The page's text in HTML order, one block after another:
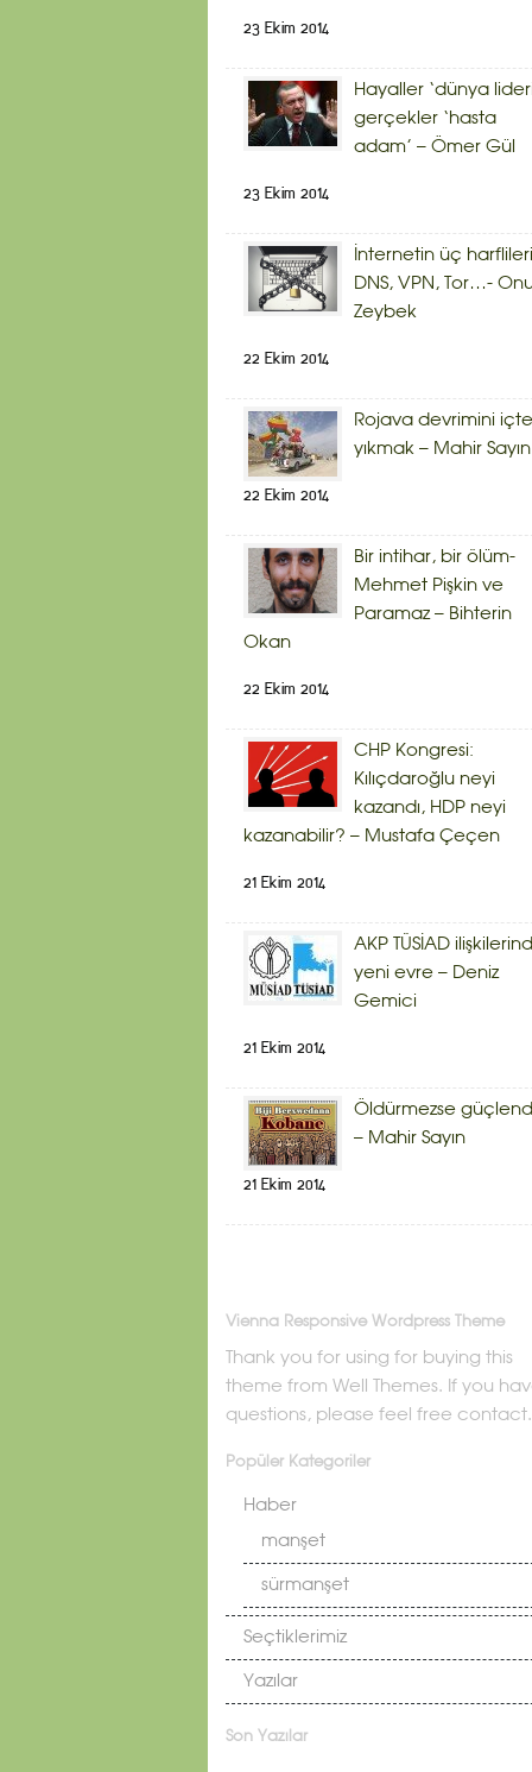
23 Ekim 2014
Hayaller ‘dünya
gerçekler ‘hasta
adam’ – Ömer Gül
23 Ekim 2014
İnternetin üç
DNS, VPN, Tor…-
Zeybek
22 Ekim 2014
Rojava devrimini
yıkmak – Mahir Sayın
22 Ekim 2014
Bir intihar, bir ölüm-
Mehmet Pişkin ve
Paramaz – Bihterin
Okan
22 Ekim 2014
CHP Kongresi:
Kılıçdaroğlu neyi
kazandı, HDP neyi
kazanabilir? – Mustafa Çeçen
21 Ekim 2014
AKP TÜSİAD
yeni evre – Deniz
Gemici
21 Ekim 2014
Öldürmezse
– Mahir Sayın
21 Ekim 2014
Vienna Responsive Wordpress Theme
Thank you for using for buying this
theme from Well Themes. If you
questions, please feel free contact.
Popüler Kategoriler
Haber
manşet
sürmanşet
Seçtiklerimiz
Yazılar
Son Yazılar